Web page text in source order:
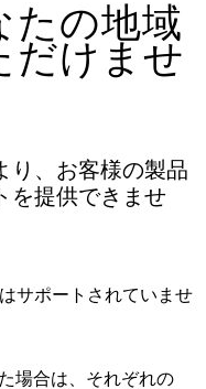
たの地域
だけませ
り、お客様の製品
を提供できませ
サポートされていませ
場合は、それぞれの